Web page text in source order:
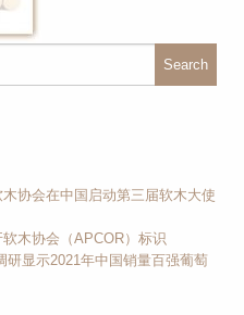
Search
协会在中国启动第三届软木大使
木协会（APCOR）标识
显示2021年中国销量百强葡萄